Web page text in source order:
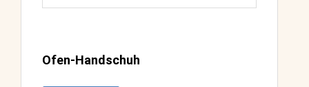
Ofen-Handschuh